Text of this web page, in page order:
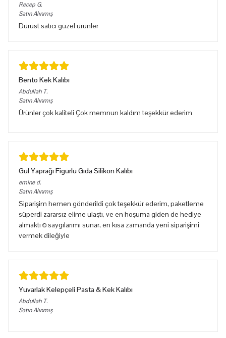
Recep G.
Satın Alınmış
Dürüst satıcı güzel ürünler
Bento Kek Kalıbı
Abdullah T.
Satın Alınmış
Ürünler çok kaliteli Çok memnun kaldım teşekkür ederim
Gül Yaprağı Figürlü Gıda Silikon Kalıbı
emine d.
Satın Alınmış
Siparişim hemen gönderildi çok teşekkür ederim, paketleme
süperdi zararsız elime ulaştı, ve en hoşuma giden de hediye
almaktı☺️saygılarımı sunar, en kısa zamanda yeni siparişimi
vermek dileğiyle
Yuvarlak Kelepçeli Pasta & Kek Kalıbı
Abdullah T.
Satın Alınmış